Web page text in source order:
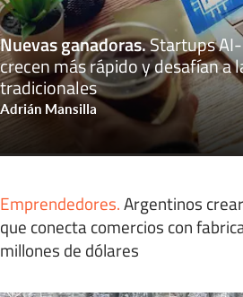
Nuevas ganadoras.Startups
crecen más rápido y desafían a
tradicionales
Adrián Mansilla
Emprendedores.Argentinos
que conecta comercios con
millones de dólares